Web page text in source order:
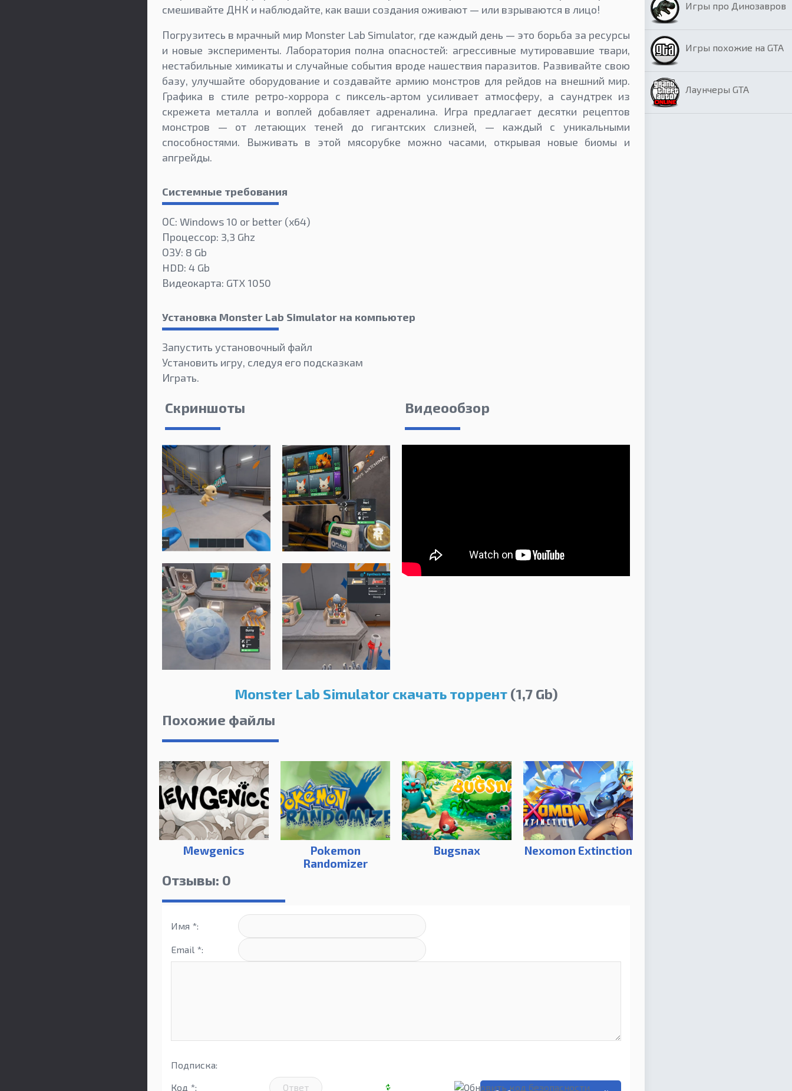
смешивайте ДНК и наблюдайте, как ваши создания оживают — или взрываются в лицо!
Погрузитесь в мрачный мир Monster Lab Simulator, где каждый день — это борьба за ресурсы
и новые эксперименты. Лаборатория полна опасностей: агрессивные мутировавшие твари,
нестабильные химикаты и случайные события вроде нашествия паразитов. Развивайте свою
базу, улучшайте оборудование и создавайте армию монстров для рейдов на внешний мир.
Графика в стиле ретро-хоррора с пиксель-артом усиливает атмосферу, а саундтрек из
скрежета металла и воплей добавляет адреналина. Игра предлагает десятки рецептов
монстров — от летающих теней до гигантских слизней, — каждый с уникальными
способностями. Выживать в этой мясорубке можно часами, открывая новые биомы и
апгрейды.
Системные требования
ОС: Windows 10 or better (х64)
Процессор: 3,3 Ghz
ОЗУ: 8 Gb
HDD: 4 Gb
Видеокарта: GTX 1050
Установка Monster Lab Simulator на компьютер
Запустить установочный файл
Установить игру, следуя его подсказкам
Играть.
Скриншоты Видеообзор
Monster Lab Simulator скачать торрент(1,7 Gb)
Похожие файлы
Mewgenics
Pokemon
Randomizer
Bugsnax Nexomon Extinction
Отзывы: 0
Имя *:
Email *:
Подписка:
Код *:
Игры про Динозавров
Игры похожие на GTA
Лаунчеры GTA